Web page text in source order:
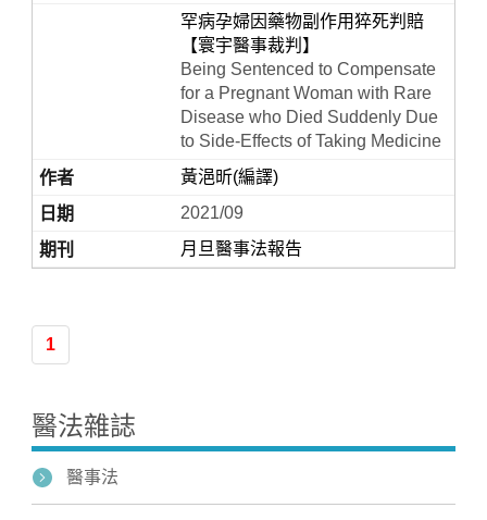
罕病孕婦因藥物副作用猝死判賠
【寰宇醫事裁判】
Being Sentenced to Compensate
for a Pregnant Woman with Rare
Disease who Died Suddenly Due
to Side-Effects of Taking Medicine
黃浥昕(編譯)
2021/09
月旦醫事法報告
1
醫法雜誌
醫事法